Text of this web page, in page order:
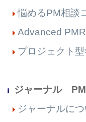
悩めるPM相談
Advanced
プロジェクト
ジャーナル
ジャーナルに